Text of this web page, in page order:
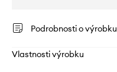
Podrobnosti o výrobku
Vlastnosti výrobku